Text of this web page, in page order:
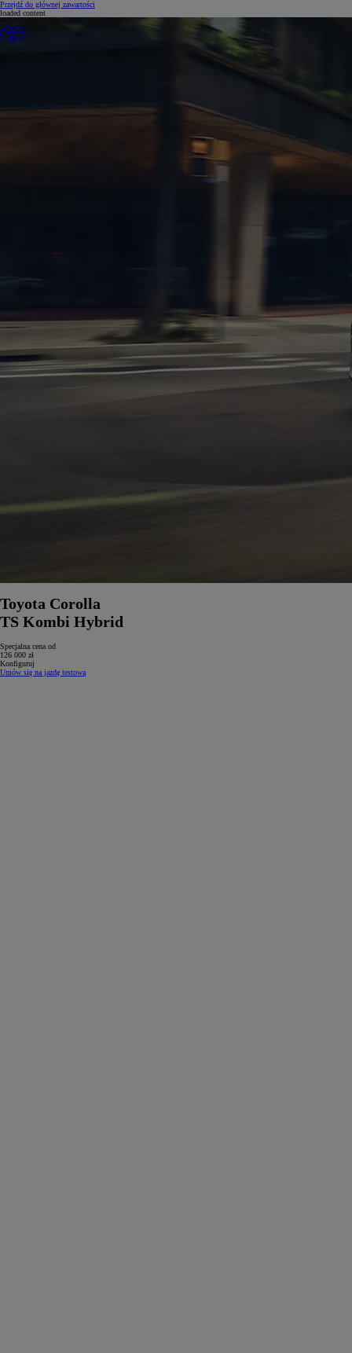
Przejdź do głównej zawartości
loaded content
Toyota Corolla
TS Kombi Hybrid
Specjalna cena od
126 000 zł
Konfiguruj
Umów się na jazdę testową